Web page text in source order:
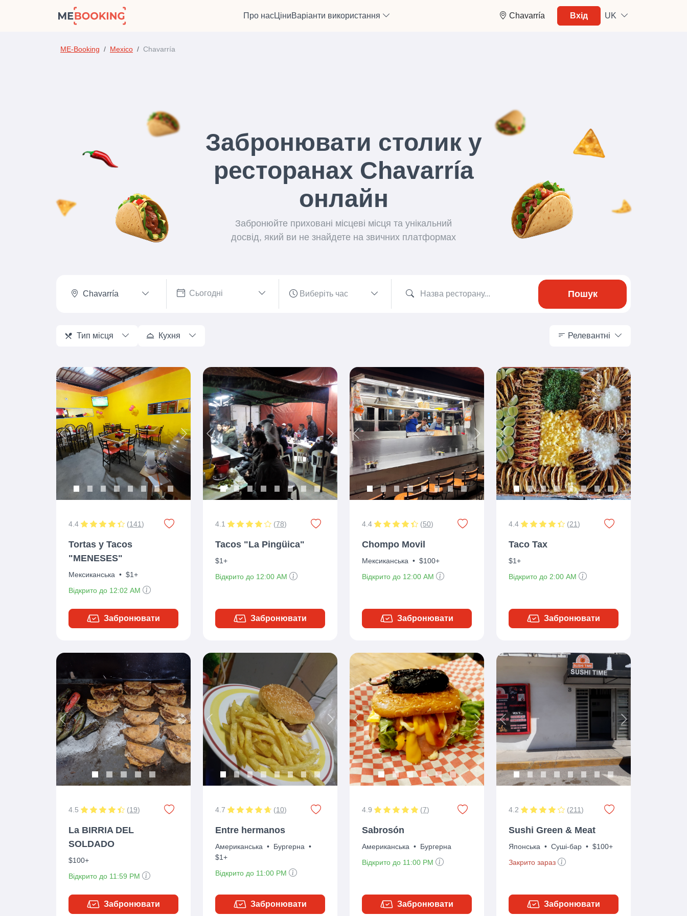
Про насЦіниВаріанти використання Chavarría Вхід UK
ME-Booking Mexico Chavarría
Забронювати столик у
ресторанах Chavarría
онлайн
Забронюйте приховані місцеві місця та унікальний
досвід, який ви не знайдете на звичних платформах
Chavarría Пошук
Тип місця Кухня
Релевантні
Previous Next
4.4 (141)
Tortas y Tacos
"MENESES"
Мексиканська • $1+
Відкрито до 12:02 AM
Забронювати
Previous Next
4.1 (78)
Tacos "La Pingüica"
$1+
Відкрито до 12:00 AM
Забронювати
Previous Next
4.4 (50)
Chompo Movil
Мексиканська • $100+
Відкрито до 12:00 AM
Забронювати
Previous Next
4.4 (21)
Taco Tax
$1+
Відкрито до 2:00 AM
Забронювати
Previous Next
4.5 (19)
La BIRRIA DEL
SOLDADO
$100+
Відкрито до 11:59 PM
Забронювати
Previous Next
4.7 (10)
Entre hermanos
Американська • Бургерна •
$1+
Відкрито до 11:00 PM
Забронювати
Previous Next
4.9 (7)
Sabrosón
Американська • Бургерна
Відкрито до 11:00 PM
Забронювати
Previous Next
4.2 (211)
Sushi Green & Meat
Японська • Суші-бар • $100+
Закрито зараз
Забронювати